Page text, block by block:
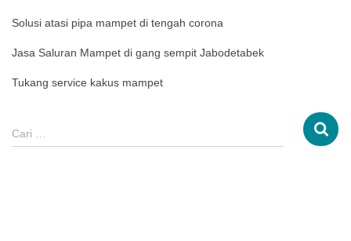
Solusi atasi pipa mampet di tengah corona
Jasa Saluran Mampet di gang sempit Jabodetabek
Tukang service kakus mampet
Cari …